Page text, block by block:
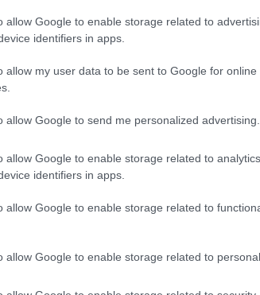
allow Google to enable storage related to
identifiers in apps.
allow my user data to be sent to Google for online
allow Google to send me personalized advertising.
allow Google to enable storage related to
identifiers in apps.
allow Google to enable storage related to
allow Google to enable storage related to
ital nagy része víz
. Szűrt vagy
a kávé aromáit.
nem tart túl sokáig. Nagyobb